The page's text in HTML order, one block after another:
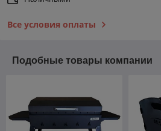
Все условия оплаты
Подобные товары компании